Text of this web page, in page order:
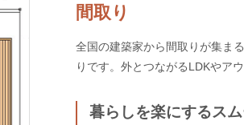
間取り
全国の建築家から間取りが集ま
りです。外とつながるLDKやア
暮らしを楽にするス